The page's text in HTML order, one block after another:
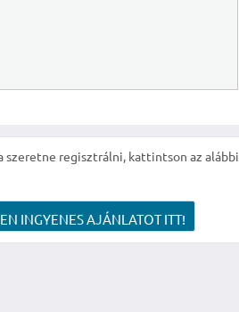
szeretne regisztrálni, kattintson az alábbi
INGYENES AJÁNLATOT ITT!